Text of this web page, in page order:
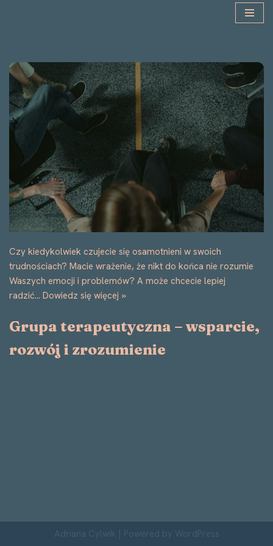
treści
Czy kiedykolwiek czujecie się osamotnieni w swoich
trudnościach? Macie wrażenie, że nikt do końca nie rozumie
Waszych emocji i problemów? A może chcecie lepiej
radzić… Dowiedz się więcej »
Grupa terapeutyczna – wsparcie,
rozwój i zrozumienie
Adriana Cylwik | Powered by WordPress